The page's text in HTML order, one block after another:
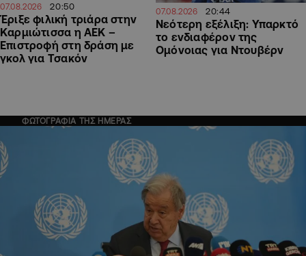
07.08.2026 20:50
Έριξε φιλική τριάρα στην
Καρμιώτισσα η ΑΕΚ –
Επιστροφή στη δράση με
γκολ για Τσακόν
07.08.2026 20:44
Νεότερη εξέλιξη: Υπαρκτό
το ενδιαφέρον της
Ομόνοιας για Ντουβέρν
ΦΩΤΟΓΡΑΦΙΑ ΤΗΣ ΗΜΕΡΑΣ